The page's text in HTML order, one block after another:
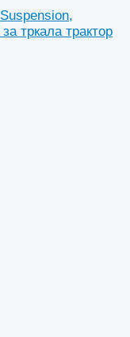
тркала трактор